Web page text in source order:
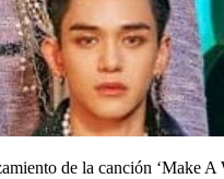
de la canción ‘Make